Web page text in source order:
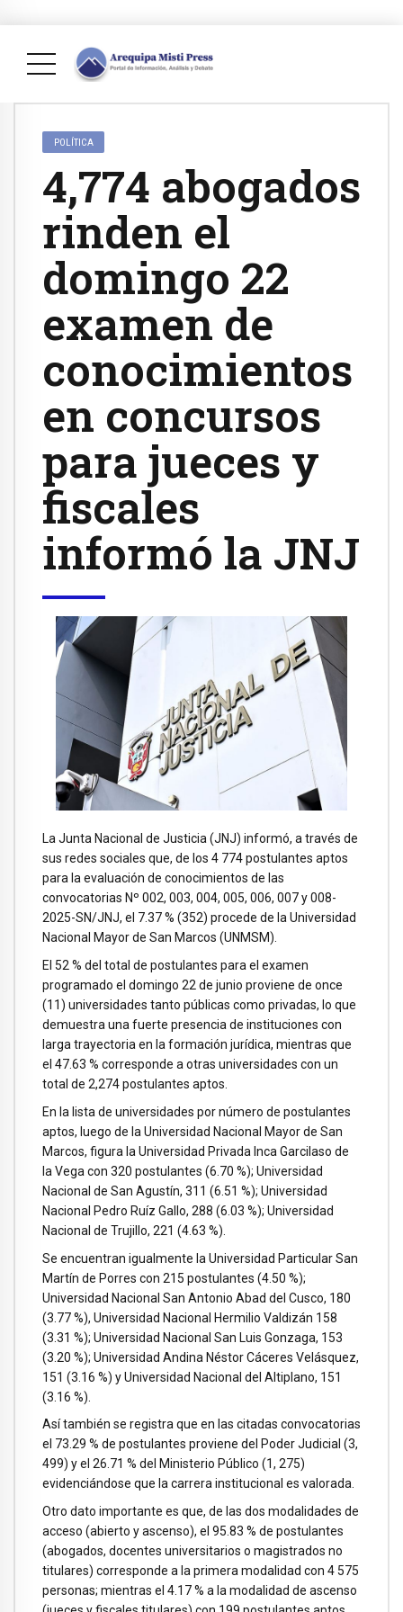
POLÍTICA
4,774 abogados
rinden el
domingo 22
examen de
conocimientos
en concursos
para jueces y
fiscales
informó la JNJ
La Junta Nacional de Justicia (JNJ) informó, a través de
sus redes sociales que, de los 4 774 postulantes aptos
para la evaluación de conocimientos de las
convocatorias Nº 002, 003, 004, 005, 006, 007 y 008-
2025-SN/JNJ, el 7.37 % (352) procede de la Universidad
Nacional Mayor de San Marcos (UNMSM).
El 52 % del total de postulantes para el examen
programado el domingo 22 de junio proviene de once
(11) universidades tanto públicas como privadas, lo que
demuestra una fuerte presencia de instituciones con
larga trayectoria en la formación jurídica, mientras que
el 47.63 % corresponde a otras universidades con un
total de 2,274 postulantes aptos.
En la lista de universidades por número de postulantes
aptos, luego de la Universidad Nacional Mayor de San
Marcos, figura la Universidad Privada Inca Garcilaso de
la Vega con 320 postulantes (6.70 %); Universidad
Nacional de San Agustín, 311 (6.51 %); Universidad
Nacional Pedro Ruíz Gallo, 288 (6.03 %); Universidad
Nacional de Trujillo, 221 (4.63 %).
Se encuentran igualmente la Universidad Particular San
Martín de Porres con 215 postulantes (4.50 %);
Universidad Nacional San Antonio Abad del Cusco, 180
(3.77 %), Universidad Nacional Hermilio Valdizán 158
(3.31 %); Universidad Nacional San Luis Gonzaga, 153
(3.20 %); Universidad Andina Néstor Cáceres Velásquez,
151 (3.16 %) y Universidad Nacional del Altiplano, 151
(3.16 %).
Así también se registra que en las citadas convocatorias
el 73.29 % de postulantes proviene del Poder Judicial (3,
499) y el 26.71 % del Ministerio Público (1, 275)
evidenciándose que la carrera institucional es valorada.
Otro dato importante es que, de las dos modalidades de
acceso (abierto y ascenso), el 95.83 % de postulantes
(abogados, docentes universitarios o magistrados no
titulares) corresponde a la primera modalidad con 4 575
personas; mientras el 4.17 % a la modalidad de ascenso